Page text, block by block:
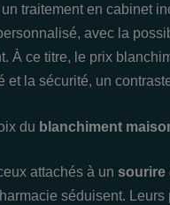
traitement en cabinet
avec la
À ce titre, le prix
et la sécurité, un
du blanchiment
attachés à un sourire
séduisent.